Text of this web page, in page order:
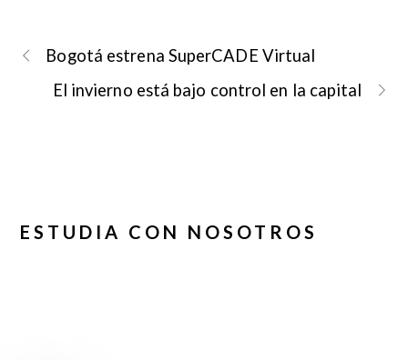
Bogotá estrena SuperCADE Virtual
El invierno está bajo control en la capital
ESTUDIA CON NOSOTROS